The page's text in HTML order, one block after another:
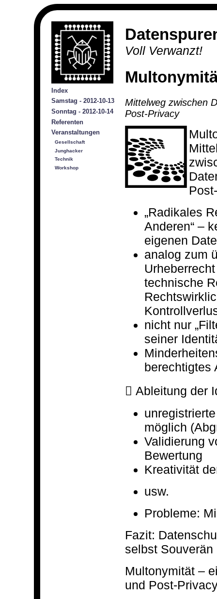
Index
Samstag - 2012-10-13
Sonntag - 2012-10-14
Referenten
Veranstaltungen
Gesellschaft
Junghacker
Technik
Workshop
Voll Verwanzt!
Mittelweg zwischen
Post-Privacy
„Radikales
Anderen“ –
eigenen
analog zum
technische
nicht nur
seiner
berechtigtes
 Ableitung der
möglich
Validierung
Bewertung
Kreativität
usw.
Probleme:
Fazit:
selbst
Multonymität –
und Post-